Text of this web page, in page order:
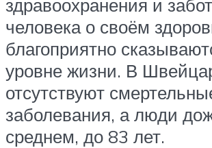
здравоохранения и
человека о своём
благоприятно
уровне жизни. В
отсутствуют
заболевания, а люди
среднем, до 83 лет.